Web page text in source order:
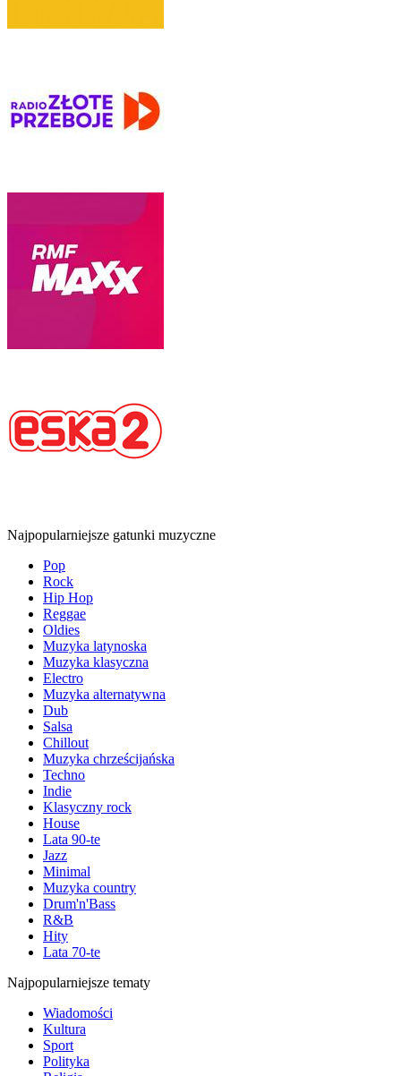
Najpopularniejsze gatunki muzyczne
Pop
Rock
Hip Hop
Reggae
Oldies
Muzyka latynoska
Muzyka klasyczna
Electro
Muzyka alternatywna
Dub
Salsa
Chillout
Muzyka chrześcijańska
Techno
Indie
Klasyczny rock
House
Lata 90-te
Jazz
Minimal
Muzyka country
Drum'n'Bass
R&B
Hity
Lata 70-te
Najpopularniejsze tematy
Wiadomości
Kultura
Sport
Polityka